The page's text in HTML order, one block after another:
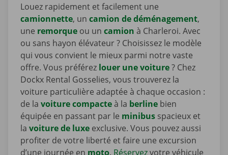
Louez rapidement et facilement une
camionnette, un camion de déménagement,
une remorque ou un camion à Charleroi. Avec
ou sans hayon élévateur ? Choisissez le modèle
qui vous convient le mieux parmi notre vaste
offre. Vous préférez louer une voiture? Chez
Dockx Rental Gosselies, vous trouverez la
voiture particulière adaptée à chaque occasion :
de la voiture compacteà la berline bien
équipée en passant par le minibus spacieux et
la voiture de luxe exclusive. Vous pouvez aussi
profiter de votre liberté et faire une excursion
d’une journée en moto. Réservezvotre véhicule